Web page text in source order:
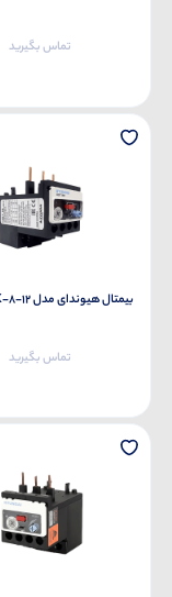
تماس بگیرید
بیمتال هیوندای مدل HGT18K-8-12
تماس بگیرید